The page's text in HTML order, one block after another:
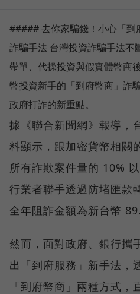
##### 去你家騙錢！小心「到
詐騙手法 台灣投資詐騙手法不
帶單、代操投資與假實體幣商
幣投資新手的「到府幣商」詐
政府打詐的新重點。
據《聯合新聞網》報導，
料顯示，跟加密貨幣相關
所有詐欺案件量的 10%
行業者聯手透過防堵匯款
全年阻詐金額為新台幣
然而，面對政府、銀行攜
出「到府服務」新手法，
「到府幣商」兩種方式